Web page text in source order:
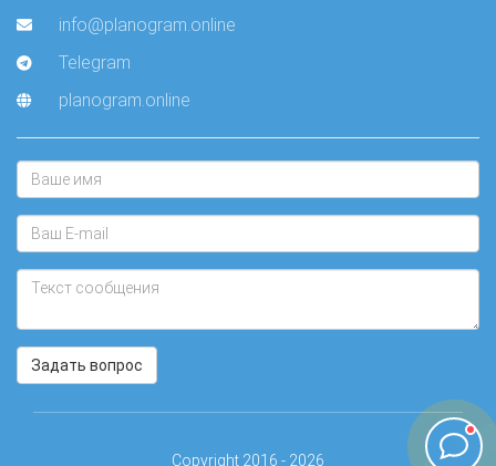
info@planogram.online
Telegram
planogram.online
Задать вопрос
Copyright 2016 - 2026